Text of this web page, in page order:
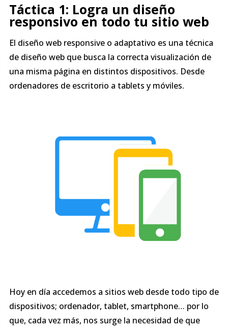
Táctica 1: Logra un diseño
responsivo en todo tu sitio web
El diseño web responsive o adaptativo es una técnica
de diseño web que busca la correcta visualización de
una misma página en distintos dispositivos. Desde
ordenadores de escritorio a tablets y móviles.
Hoy en día accedemos a sitios web desde todo tipo de
dispositivos; ordenador, tablet, smartphone… por lo
que, cada vez más, nos surge la necesidad de que